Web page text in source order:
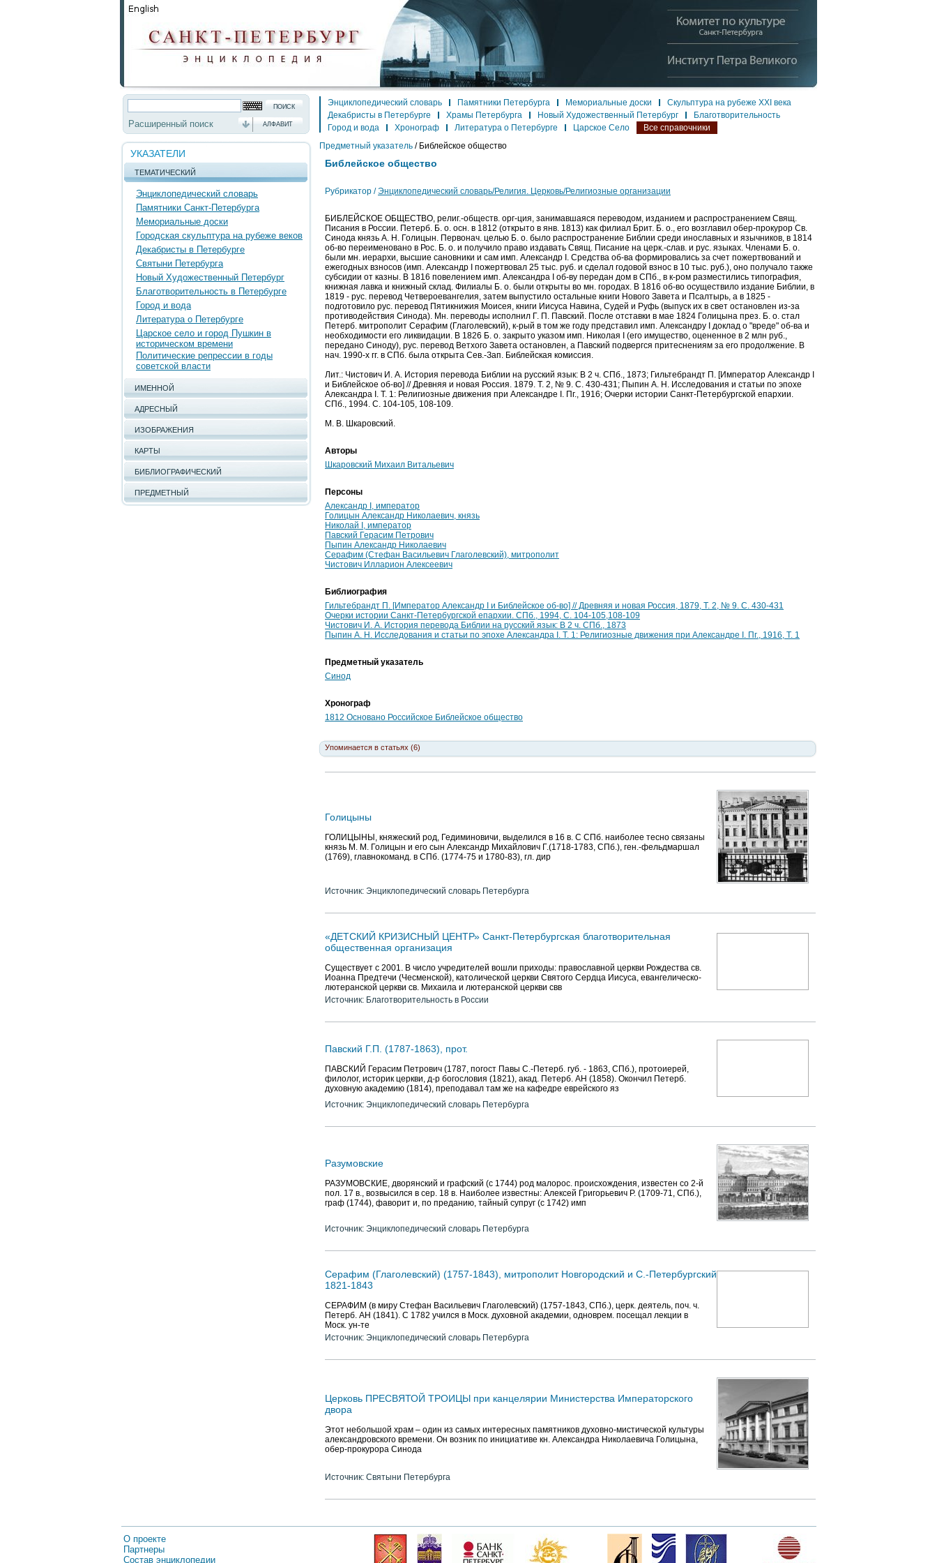
Расширенный поиск АЛФАВИТ
УКАЗАТЕЛИ
ТЕМАТИЧЕСКИЙ
Энциклопедический словарь
Памятники Санкт-Петербурга
Мемориальные доски
Городская скульптура на рубеже веков
Декабристы в Петербурге
Святыни Петербурга
Новый Художественный Петербург
Благотворительность в Петербурге
Город и вода
Литература о Петербурге
Царское село и город Пушкин в
историческом времени
Политические репрессии в годы
советской власти
ИМЕННОЙ
АДРЕСНЫЙ
ИЗОБРАЖЕНИЯ
КАРТЫ
БИБЛИОГРАФИЧЕСКИЙ
ПРЕДМЕТНЫЙ
Энциклопедический словарь Памятники Петербурга Мемориальные доски
Скульптура на рубеже XXI века
Декабристы в Петербурге
Храмы Петербурга Новый Художественный Петербург
Благотворительность
Город и вода
Хронограф Литература о Петербурге Царское Село
Все справочники
Предметный указатель / Библейское общество
Библейское общество
Рубрикатор / Энциклопедический словарь/Религия. Церковь/Религиозные организации
БИБЛЕЙСКОЕ ОБЩЕСТВО, религ.-обществ. орг-ция, занимавшаяся переводом, изданием и распространением Свящ.
Писания в России. Петерб. Б. о. осн. в 1812 (открыто в янв. 1813) как филиал Брит. Б. о., его возглавил обер-прокурор Св.
Синода князь А. Н. Голицын. Первонач. целью Б. о. было распространение Библии среди инославных и язычников, в 1814
об-во переименовано в Рос. Б. о. и получило право издавать Свящ. Писание на церк.-слав. и рус. языках. Членами Б. о.
были мн. иерархи, высшие сановники и сам имп. Александр I. Средства об-ва формировались за счет пожертвований и
ежегодных взносов (имп. Александр I пожертвовал 25 тыс. руб. и сделал годовой взнос в 10 тыс. руб.), оно получало также
субсидии от казны. В 1816 повелением имп. Александра I об-ву передан дом в СПб., в к-ром разместились типография,
книжная лавка и книжный склад. Филиалы Б. о. были открыты во мн. городах. В 1816 об-во осуществило издание Библии, в
1819 - рус. перевод Четвероевангелия, затем выпустило остальные книги Нового Завета и Псалтырь, а в 1825 -
подготовило рус. перевод Пятикнижия Моисея, книги Иисуса Навина, Судей и Руфь (выпуск их в свет остановлен из-за
противодействия Синода). Мн. переводы исполнил Г. П. Павский. После отставки в мае 1824 Голицына през. Б. о. стал
Петерб. митрополит Серафим (Глаголевский), к-рый в том же году представил имп. Александру I доклад о "вреде" об-ва и
необходимости его ликвидации. В 1826 Б. о. закрыто указом имп. Николая I (его имущество, оцененное в 2 млн руб.,
передано Синоду), рус. перевод Ветхого Завета остановлен, а Павский подвергся притеснениям за его продолжение. В
нач. 1990-х гг. в СПб. была открыта Сев.-Зап. Библейская комиссия.
Лит.: Чистович И. А. История перевода Библии на русский язык: В 2 ч. СПб., 1873; Гильтебрандт П. [Император Александр I
и Библейское об-во] // Древняя и новая Россия. 1879. Т. 2, № 9. С. 430-431; Пыпин А. Н. Исследования и статьи по эпохе
Александра I. Т. 1: Религиозные движения при Александре I. Пг., 1916; Очерки истории Санкт-Петербургской епархии.
СПб., 1994. С. 104-105, 108-109.
М. В. Шкаровский.
Авторы
Шкаровский Михаил Витальевич
Персоны
Александр I, император
Голицын Александр Николаевич, князь
Николай I, император
Павский Герасим Петрович
Пыпин Александр Николаевич
Серафим (Стефан Васильевич Глаголевский), митрополит
Чистович Илларион Алексеевич
Библиография
Гильтебрандт П. [Император Александр I и Библейское об-во] // Древняя и новая Россия, 1879, Т. 2, № 9. С. 430-431
Очерки истории Санкт-Петербургской епархии. СПб., 1994, С. 104-105,108-109
Чистович И. А. История перевода Библии на русский язык: В 2 ч. СПб., 1873
Пыпин А. Н. Исследования и статьи по эпохе Александра I. Т. 1: Религиозные движения при Александре I. Пг., 1916, Т. 1
Предметный указатель
Синод
Хронограф
1812 Основано Российское Библейское общество
Упоминается в статьях (6)
Голицыны
ГОЛИЦЫНЫ, княжеский род, Гедиминовичи, выделился в 16 в. С СПб. наиболее тесно связаны
князь М. М. Голицын и его сын Александр Михайлович Г.(1718-1783, СПб.), ген.-фельдмаршал
(1769), главнокоманд. в СПб. (1774-75 и 1780-83), гл. дир
Источник: Энциклопедический словарь Петербурга
«ДЕТСКИЙ КРИЗИСНЫЙ ЦЕНТР» Санкт-Петербургская благотворительная
общественная организация
Существует с 2001. В число учредителей вошли приходы: православной церкви Рождества св.
Иоанна Предтечи (Чесменской), католической церкви Святого Сердца Иисуса, евангелическо-
лютеранской церкви св. Михаила и лютеранской церкви свв
Источник: Благотворительность в России
Павский Г.П. (1787-1863), прот.
ПАВСКИЙ Герасим Петрович (1787, погост Павы С.-Петерб. губ. - 1863, СПб.), протоиерей,
филолог, историк церкви, д-р богословия (1821), акад. Петерб. АН (1858). Окончил Петерб.
духовную академию (1814), преподавал там же на кафедре еврейского яз
Источник: Энциклопедический словарь Петербурга
Разумовские
РАЗУМОВСКИЕ, дворянский и графский (с 1744) род малорос. происхождения, известен со 2-й
пол. 17 в., возвысился в сер. 18 в. Наиболее известны: Алексей Григорьевич Р. (1709-71, СПб.),
граф (1744), фаворит и, по преданию, тайный супруг (с 1742) имп
Источник: Энциклопедический словарь Петербурга
Серафим (Глаголевский) (1757-1843), митрополит Новгородский и С.-Петербургский
1821-1843
СЕРАФИМ (в миру Стефан Васильевич Глаголевский) (1757-1843, СПб.), церк. деятель, поч. ч.
Петерб. АН (1841). С 1782 учился в Моск. духовной академии, одноврем. посещал лекции в
Моск. ун-те
Источник: Энциклопедический словарь Петербурга
Церковь ПРЕСВЯТОЙ ТРОИЦЫ при канцелярии Министерства Императорского
двора
Этот небольшой храм – один из самых интересных памятников духовно-мистической культуры
александровского времени. Он возник по инициативе кн. Александра Николаевича Голицына,
обер-прокурора Синода
Источник: Святыни Петербурга
О проекте
Партнеры
Состав энциклопедии